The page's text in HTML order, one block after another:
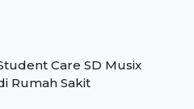
Care SD Musix
Rumah Sakit